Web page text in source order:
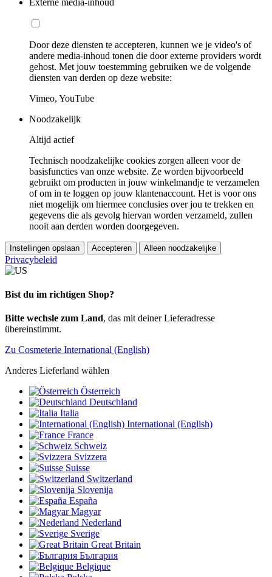
Door deze diensten te accepteren, kunnen we je video's of
andere media-inhoud tonen die door externe providers wordt
gehost. Met jouw toestemming gebruiken we de volgende
diensten van derden op deze website:
Vimeo, YouTube
Noodzakelijk
Altijd actief
Technisch noodzakelijke cookies zorgen alleen voor de
basisfuncties van onze website. Ze worden bijvoorbeeld
gebruikt om producten in jouw winkelmandje te verzamelen
of om in te loggen op jouw klantenaccount. Het is voor ons
niet mogelijk om hiermee conclusies over jou te trekken en
gegevens die als gevolg hiervan worden verzameld, zullen
nooit aan derden worden doorgegeven.
Instellingen opslaan Accepteren Alleen noodzakelijke
Privacybeleid
Bist du im richtigen Shop?
Bitte wechsle zum Land, das mit deiner Lieferadresse
übereinstimmt.
Zu Cosmeterie International (English)
Anderes Lieferland wählen
Österreich
Deutschland
Italia
International (English)
France
Schweiz
Svizzera
Suisse
Switzerland
Slovenija
España
Magyar
Nederland
Sverige
Great Britain
България
Belgique